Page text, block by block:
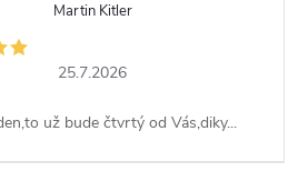
Martin Kitler
25.7.2026
už bude čtvrtý od Vás,diky...